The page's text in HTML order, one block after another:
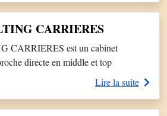
Textile.– Membre de
CARRIERES
CARRIERES est un cabinet
directe en middle et top
Membre fondateur du réseau
Lire la suite